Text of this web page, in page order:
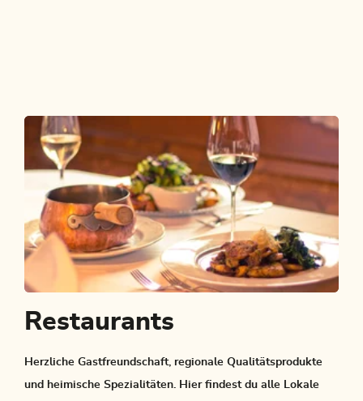
Restaurants
Herzliche Gastfreundschaft, regionale Qualitätsprodukte
und heimische Spezialitäten. Hier findest du alle Lokale